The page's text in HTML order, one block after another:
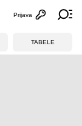
Otvori
Prijava
TABELE